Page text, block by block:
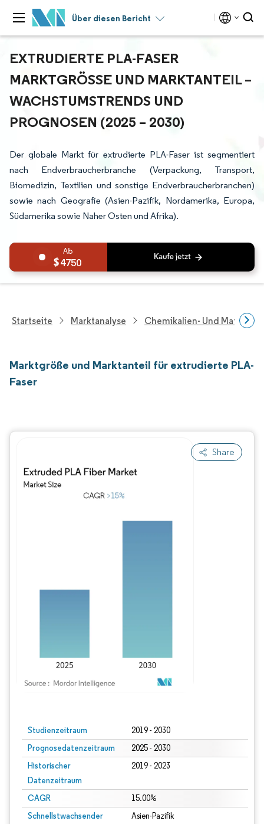
Über diesen Bericht
EXTRUDIERTE PLA-FASER
MARKTGRÖSSE UND MARKTANTEIL – W
ACHSTUMSTRENDS UND P
ROGNOSEN (2025 – 2030)
Der globale Markt für extrudierte PLA-Faser ist segmentiert
nach Endverbraucherbranche (Verpackung, Transport,
Biomedizin, Textilien und sonstige Endverbraucherbranchen)
sowie nach Geografie (Asien-Pazifik, Nordamerika, Europa,
Südamerika sowie Naher Osten und Afrika).
4750
Startseite Marktanalyse Chemikalien- Und
Marktgröße und Marktanteil für extrudierte PLA-
Faser
Share
Studienzeitraum 2019 - 2030
Prognosedatenzeitraum 2025 - 2030
Historischer
Datenzeitraum
2019 - 2023
CAGR 15.00%
Schnellstwachsender
Asien-Pazifik